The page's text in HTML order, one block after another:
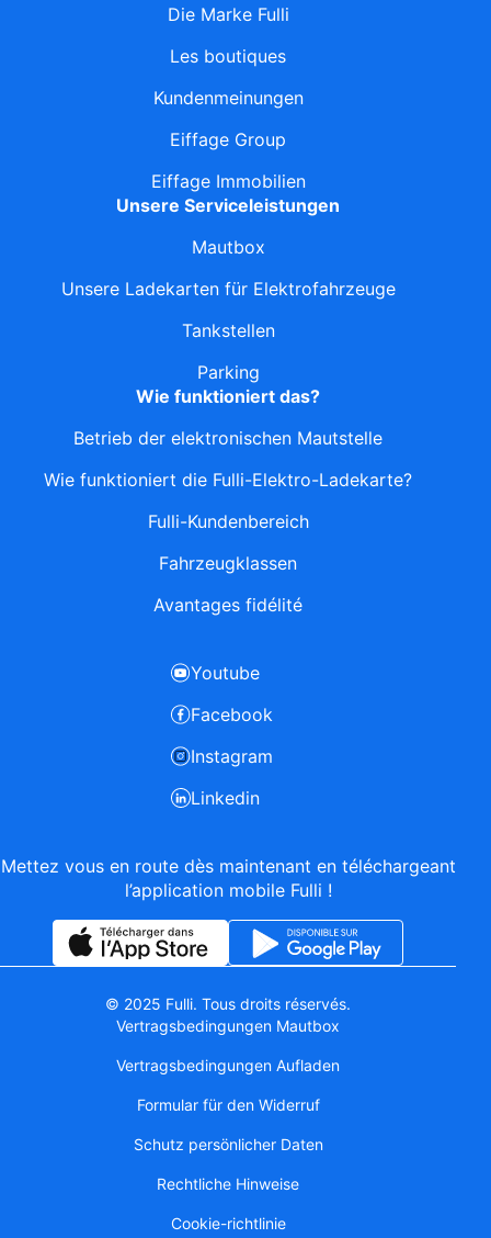
Mettez vous en route dès maintenant en téléchargeant
l’application mobile Fulli !
Die Marke Fulli
Les boutiques
Kundenmeinungen
Eiffage Group
Eiffage Immobilien
Unsere Serviceleistungen
Mautbox
Unsere Ladekarten für Elektrofahrzeuge
Tankstellen
Parking
Wie funktioniert das?
Betrieb der elektronischen Mautstelle
Wie funktioniert die Fulli-Elektro-Ladekarte?
Fulli-Kundenbereich
Fahrzeugklassen
Avantages fidélité
Youtube
Facebook
Instagram
Linkedin
© 2025 Fulli. Tous droits réservés.
Vertragsbedingungen Mautbox
Vertragsbedingungen Aufladen
Formular für den Widerruf
Schutz persönlicher Daten
Rechtliche Hinweise
Cookie-richtlinie